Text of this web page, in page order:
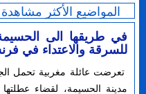
المواضيع الأكثر مشاهدة
في طريقها الى
للسرقة والاعتداء في
تعرضت عائلة مغربية تحمل
مدينة الحسيمة، لقضاء